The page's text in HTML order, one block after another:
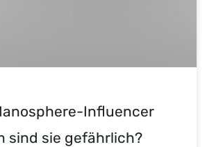
Influencer
sind sie gefährlich?